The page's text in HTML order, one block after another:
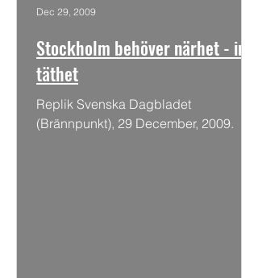
Stockholm behöver närhet - inte
täthet
Replik Svenska Dagbladet
(Brännpunkt), 29 December, 2009.
Dec 29, 2009